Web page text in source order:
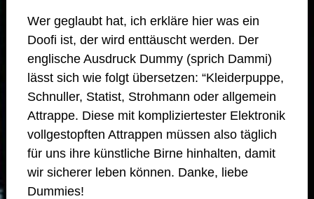
Wer geglaubt hat, ich erkläre hier was ein
Doofi ist, der wird enttäuscht werden. Der
englische Ausdruck Dummy (sprich Dammi)
lässt sich wie folgt übersetzen: “Kleiderpuppe,
Schnuller, Statist, Strohmann oder allgemein
Attrappe. Diese mit kompliziertester Elektronik
vollgestopften Attrappen müssen also täglich
für uns ihre künstliche Birne hinhalten, damit
wir sicherer leben können. Danke, liebe
Dummies!